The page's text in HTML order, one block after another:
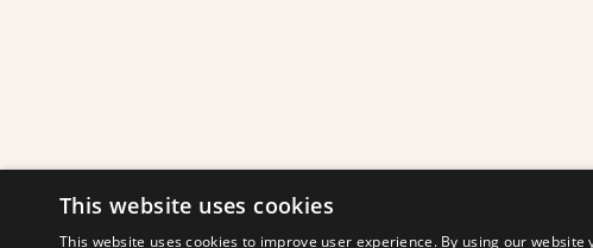
This website uses cookies
This website uses cookies to improve user experience. By using our